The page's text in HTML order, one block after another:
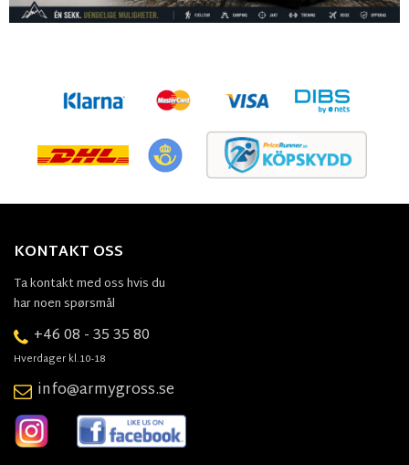
KONTAKT OSS
Ta kontakt med oss hvis du
har noen spørsmål
+46 08 - 35 35 80
Hverdager kl.10-18
info@armygross.se